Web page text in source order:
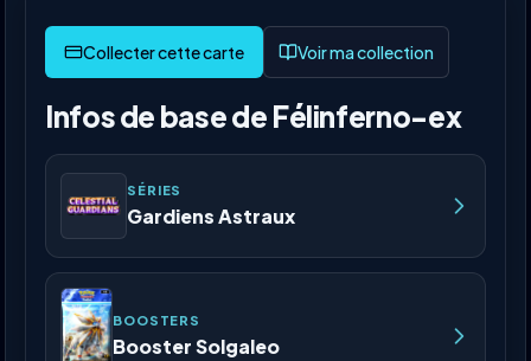
Voir ma collection
Infos de base de Félinferno-ex
SÉRIES
Gardiens Astraux
BOOSTERS
Booster Solgaleo